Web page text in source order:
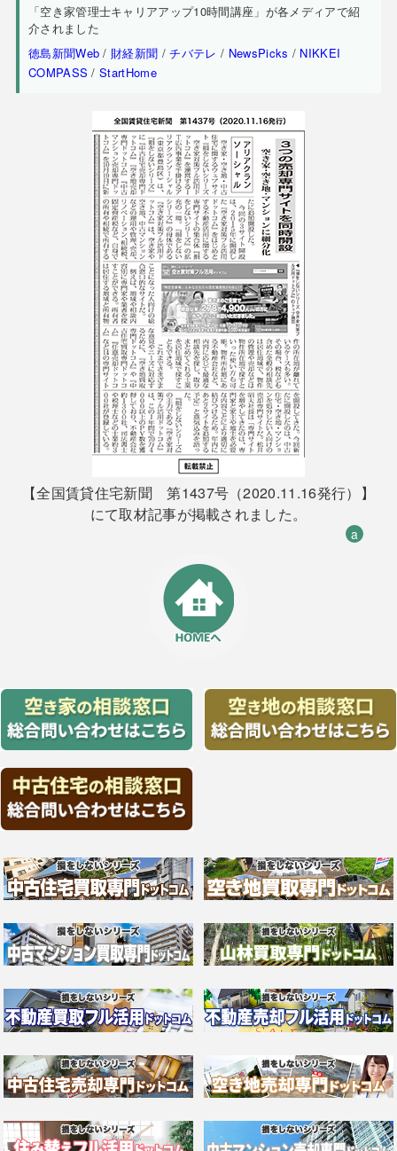
「空き家管理士キャリアアップ10時間講座」が各メディアで紹
介されました
徳島新聞Web / 財経新聞 /チバテレ / NewsPicks / NIKKEI
COMPASS /StartHome
【全国賃貸住宅新聞 第1437号（2020.11.16発行）】
にて取材記事が掲載されました。
a